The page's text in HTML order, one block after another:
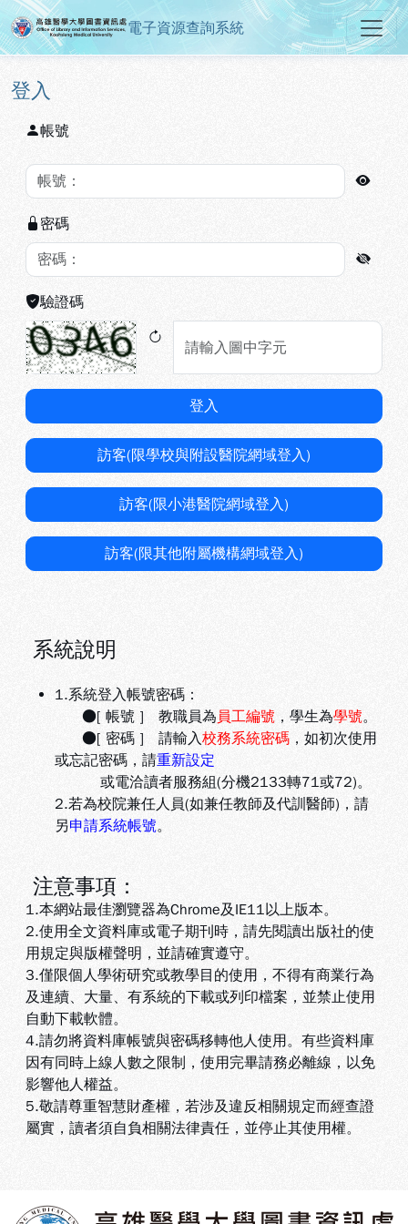
跳到主要內容
:::
高雄醫學大學圖書資訊處電子資
電子資源查詢系統
:::
登入
帳號
密碼
驗證碼
登入
訪客(限學校與附設醫院網域登入)
訪客(限小港醫院網域登入)
訪客(限其他附屬機構網域登入)
系統說明
1.系統登入帳號密碼：
●[ 帳號 ] 教職員為 員工編號 ，學生為學號。
●[ 密碼 ] 請輸入校務系統密碼 ，如初次使用
或忘記密碼，請重新設定
或電洽讀者服務組(分機2133轉71或72)。
2.若為校院兼任人員(如兼任教師及代訓醫師)，請
另申請系統帳號。
注意事項：
1.本網站最佳瀏覽器為Chrome及IE11以上版本。
2.使用全文資料庫或電子期刊時，請先閱讀出版社的使
用規定與版權聲明，並請確實遵守。
3.僅限個人學術研究或教學目的使用，不得有商業行為
及連續、大量、有系統的下載或列印檔案，並禁止使用
自動下載軟體。
4.請勿將資料庫帳號與密碼移轉他人使用。有些資料庫
因有同時上線人數之限制，使用完畢請務必離線，以免
影響他人權益。
5.敬請尊重智慧財產權，若涉及違反相關規定而經查證
屬實，讀者須自負相關法律責任，並停止其使用權。